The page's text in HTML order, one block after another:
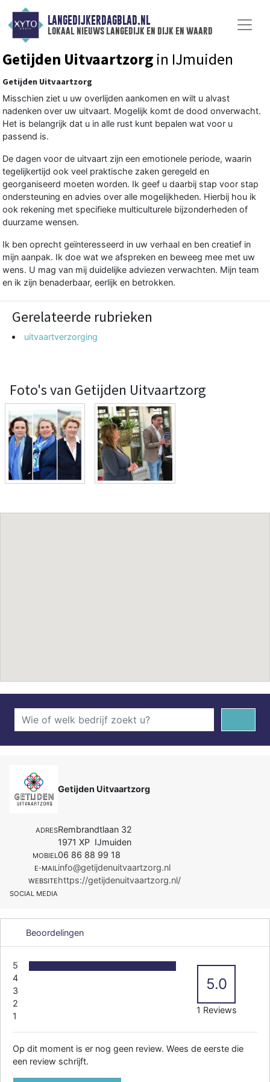
LANGEDIJKERDAGBLAD.NL
lokaal nieuws langedijk en dijk en waard
Getijden Uitvaartzorg in IJmuiden
Getijden Uitvaartzorg
Misschien ziet u uw overlijden aankomen en wilt u alvast
nadenken over uw uitvaart. Mogelijk komt de dood onverwacht.
Het is belangrijk dat u in alle rust kunt bepalen wat voor u
passend is.
De dagen voor de uitvaart zijn een emotionele periode, waarin
tegelijkertijd ook veel praktische zaken geregeld en
georganiseerd moeten worden. Ik geef u daarbij stap voor stap
ondersteuning en advies over alle mogelijkheden. Hierbij hou ik
ook rekening met specifieke multiculturele bijzonderheden of
duurzame wensen.
Ik ben oprecht geïnteresseerd in uw verhaal en ben creatief in
mijn aanpak. Ik doe wat we afspreken en beweeg mee met uw
wens. U mag van mij duidelijke adviezen verwachten. Mijn team
en ik zijn benaderbaar, eerlijk en betrokken.
Gerelateerde rubrieken
uitvaartverzorging
Foto's van Getijden Uitvaartzorg
Getijden Uitvaartzorg
ADRESRembrandtlaan 32
1971 XP IJmuiden
MOBIEL06 86 88 99 18
E-MAILinfo@getijdenuitvaartzorg.nl
WEBSITEhttps://getijdenuitvaartzorg.nl/
SOCIAL MEDIA
Beoordelingen
5
4
3
2
1
5.0
1 Reviews
Op dit moment is er nog geen review. Wees de eerste die
een review schrijft.